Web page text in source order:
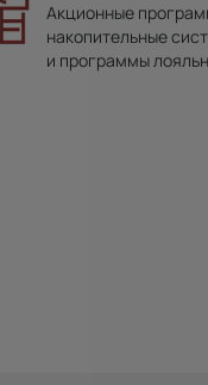
Акционные
накопительные
и программы